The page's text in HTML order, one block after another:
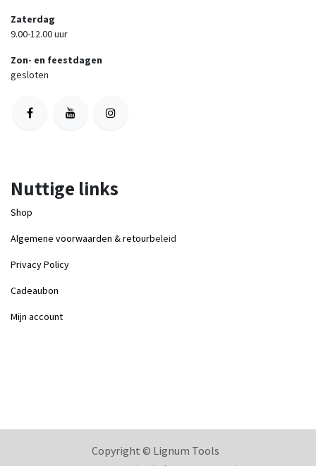
Zaterdag
9.00-12.00 uur
Zon- en feestdagen
gesloten
Nuttige links
Shop
Algemene voorwaarden & retourbeleid
Privacy Policy
Cadeaubon
Mijn account
Copyright © Lignum Tools